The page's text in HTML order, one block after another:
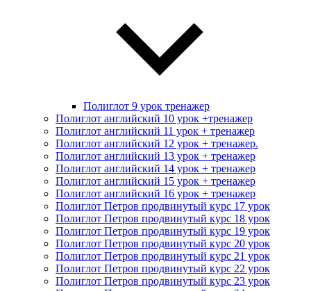
Полиглот 9 урок тренажер
Полиглот английский 10 урок +тренажер
Полиглот английский 11 урок + тренажер
Полиглот английский 12 урок + тренажер.
Полиглот английский 13 урок + тренажер
Полиглот английский 14 урок + тренажер
Полиглот английский 15 урок + тренажер
Полиглот английский 16 урок + тренажер
Полиглот Петров продвинутый курс 17 урок
Полиглот Петров продвинутый курс 18 урок
Полиглот Петров продвинутый курс 19 урок
Полиглот Петров продвинутый курс 20 урок
Полиглот Петров продвинутый курс 21 урок
Полиглот Петров продвинутый курс 22 урок
Полиглот Петров продвинутый курс 23 урок